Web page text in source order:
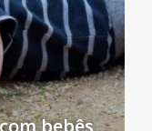
bebês